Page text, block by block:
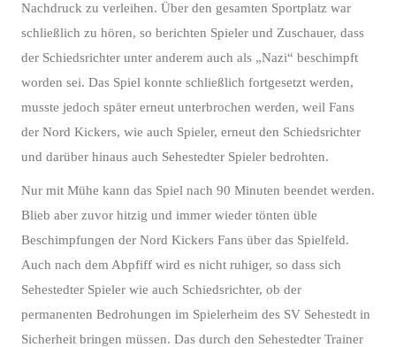
Nachdruck zu verleihen. Über den gesamten Sportplatz war
schließlich zu hören, so berichten Spieler und Zuschauer, dass
der Schiedsrichter unter anderem auch als „Nazi“ beschimpft
worden sei. Das Spiel konnte schließlich fortgesetzt werden,
musste jedoch später erneut unterbrochen werden, weil Fans
der Nord Kickers, wie auch Spieler, erneut den Schiedsrichter
und darüber hinaus auch Sehestedter Spieler bedrohten.
Nur mit Mühe kann das Spiel nach 90 Minuten beendet werden.
Blieb aber zuvor hitzig und immer wieder tönten üble
Beschimpfungen der Nord Kickers Fans über das Spielfeld.
Auch nach dem Abpfiff wird es nicht ruhiger, so dass sich
Sehestedter Spieler wie auch Schiedsrichter, ob der
permanenten Bedrohungen im Spielerheim des SV Sehestedt in
Sicherheit bringen müssen. Das durch den Sehestedter Trainer